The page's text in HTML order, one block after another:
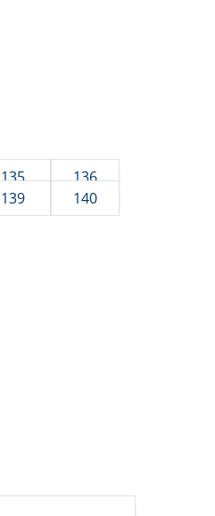
135
136
139 140